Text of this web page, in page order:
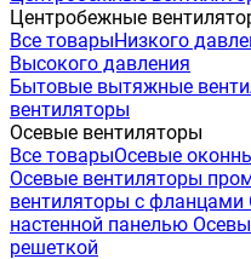
Центробежные
Все товарыНизкого
Высокого давления
Бытовые вытяжные
вентиляторы
Осевые вентиляторы
Все товарыОсевые
Осевые вентиляторы
вентиляторы с фланцами
настенной панелью
решеткой